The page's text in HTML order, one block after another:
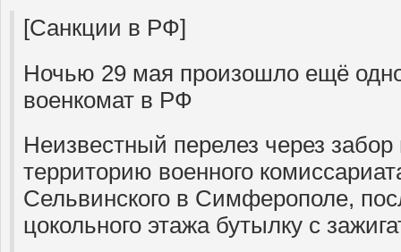
[Санкции в РФ]
Ночью 29 мая произошло ещё
военкомат в РФ
Неизвестный перелез через забор
территорию военного
Сельвинского в Симферополе,
цокольного этажа бутылку с